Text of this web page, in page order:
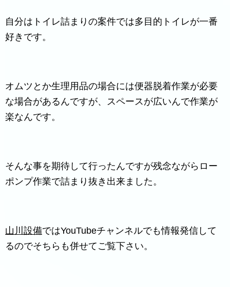
自分はトイレ詰まりの案件では多目的トイレが一番
好きです。
オムツとか生理用品の場合には便器脱着作業が必要
な場合があるんですが、スペースが広いんで作業が
楽なんです。
そんな事を期待して行ったんですが残念ながらロー
ポンプ作業で詰まり抜き出来ました。
山川設備ではYouTubeチャンネルでも情報発信して
るのでそちらも併せてご覧下さい。